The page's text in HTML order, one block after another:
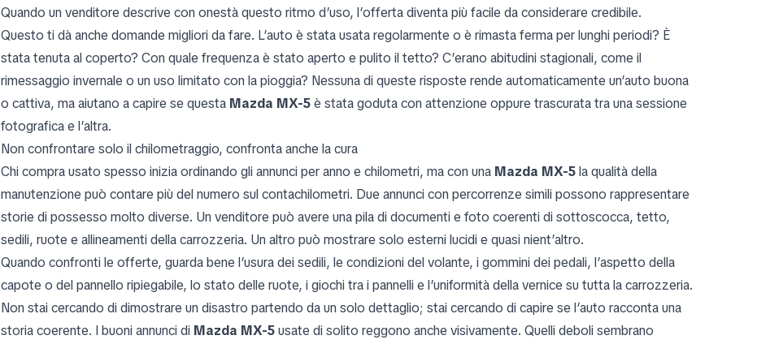
Quando un venditore descrive con onestà questo ritmo d’uso, l’offerta diventa più facile da considerare credibile.
Questo ti dà anche domande migliori da fare. L’auto è stata usata regolarmente o è rimasta ferma per lunghi periodi? È
stata tenuta al coperto? Con quale frequenza è stato aperto e pulito il tetto? C’erano abitudini stagionali, come il
rimessaggio invernale o un uso limitato con la pioggia? Nessuna di queste risposte rende automaticamente un’auto buona
o cattiva, ma aiutano a capire se questa Mazda MX-5è stata goduta con attenzione oppure trascurata tra una sessione
fotografica e l’altra.
Non confrontare solo il chilometraggio, confronta anche la cura
Chi compra usato spesso inizia ordinando gli annunci per anno e chilometri, ma con una Mazda MX-5la qualità della
manutenzione può contare più del numero sul contachilometri. Due annunci con percorrenze simili possono rappresentare
storie di possesso molto diverse. Un venditore può avere una pila di documenti e foto coerenti di sottoscocca, tetto,
sedili, ruote e allineamenti della carrozzeria. Un altro può mostrare solo esterni lucidi e quasi nient’altro.
Quando confronti le offerte, guarda bene l’usura dei sedili, le condizioni del volante, i gommini dei pedali, l’aspetto della
capote o del pannello ripiegabile, lo stato delle ruote, i giochi tra i pannelli e l’uniformità della vernice su tutta la carrozzeria.
Non stai cercando di dimostrare un disastro partendo da un solo dettaglio; stai cercando di capire se l’auto racconta una
storia coerente. I buoni annunci di Mazda MX-5usate di solito reggono anche visivamente. Quelli deboli sembrano